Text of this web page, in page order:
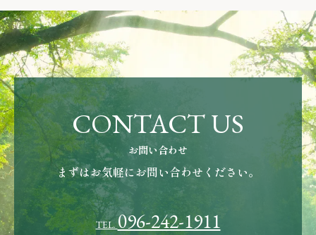
CONTACT US
お問い合わせ
まずはお気軽にお問い合わせください。
TEL.096-242-1911